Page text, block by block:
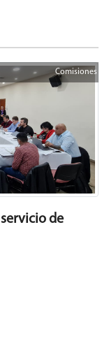
Comisiones
de